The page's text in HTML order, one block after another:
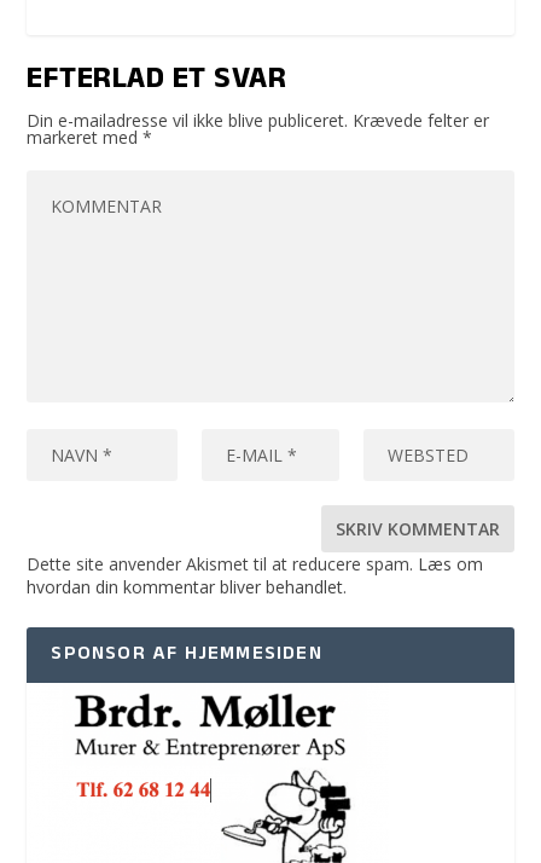
EFTERLAD ET SVAR
Din e-mailadresse vil ikke blive publiceret. Krævede felter er
markeret med*
Dette site anvender Akismet til at reducere spam. Læs om
hvordan din kommentar bliver behandlet.
SPONSOR AF HJEMMESIDEN